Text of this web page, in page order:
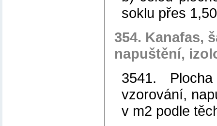
soklu přes
354. Kanafas,
napuštění,
3541.
vzorování,
v m2 podle